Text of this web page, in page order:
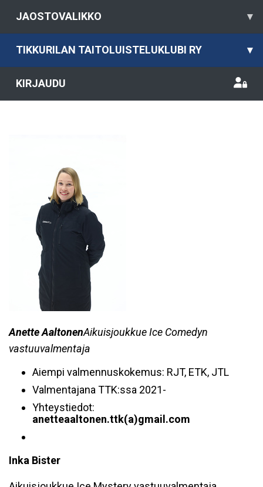
JAOSTOVALIKKO ▾
TIKKURILAN TAITOLUISTELUKLUBI RY ▾
KIRJAUDU
Anette AaltonenAikuisjoukkue Ice Comedyn
vastuuvalmentaja
Aiempi valmennuskokemus: RJT, ETK, JTL
Valmentajana TTK:ssa 2021-
Yhteystiedot:
anetteaaltonen.ttk(a)gmail.com
Inka Bister